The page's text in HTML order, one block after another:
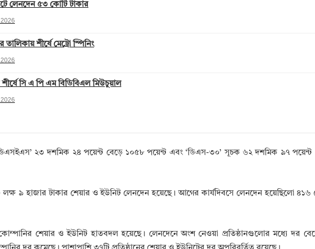
লেনদেন ৫৩ কোটি টাকার
শীর্ষে মেট্রো স্পিনিং
শীর্ষে সি এ পি এম বিডিবিএল মিউচুয়াল
২৩ দশমিক ২৪ পয়েন্ট বেড়ে ১০৫৮ পয়েন্ট এবং ‘ডিএস-৩০’ সূচক ৬২ দশমিক ৯৭
৯ হাজার টাকার শেয়ার ও ইউনিট লেনদেন হয়েছে। আগের কার্যদিবসে লেনদেন হয়েছিলো ৪১৬
শেয়ার ও ইউনিট হাতবদল হয়েছে। লেনদেনে অংশ নেওয়া প্রতিষ্ঠানগুলোর মধ্যে দর